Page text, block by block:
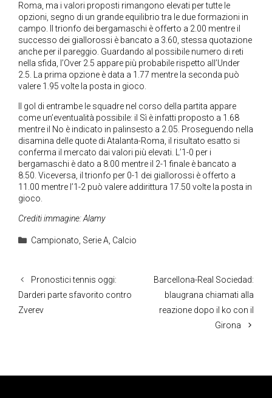
Roma, ma i valori proposti rimangono elevati per tutte le
opzioni, segno di un grande equilibrio tra le due formazioni in
campo. Il trionfo dei bergamaschi è offerto a 2.00 mentre il
successo dei giallorossi è bancato a 3.60, stessa quotazione
anche per il pareggio. Guardando al possibile numero di reti
nella sfida, l’Over 2.5 appare più probabile rispetto all’Under
2.5. La prima opzione è data a 1.77 mentre la seconda può
valere 1.95 volte la posta in gioco.
Il gol di entrambe le squadre nel corso della partita appare
come un’eventualità possibile: il Sì è infatti proposto a 1.68
mentre il No è indicato in palinsesto a 2.05. Proseguendo nella
disamina delle quote di Atalanta-Roma, il risultato esatto si
conferma il mercato dai valori più elevati. L’1-0 per i
bergamaschi è dato a 8.00 mentre il 2-1 finale è bancato a
8.50. Viceversa, il trionfo per 0-1 dei giallorossi è offerto a
11.00 mentre l’1-2 può valere addirittura 17.50 volte la posta in
gioco.
Crediti immagine: Alamy
Categorie
Campionato, Serie A, Calcio
Pronostici tennis oggi:
Darderi parte sfavorito contro
Zverev
Barcellona-Real Sociedad:
blaugrana chiamati alla
reazione dopo il ko con il
Girona